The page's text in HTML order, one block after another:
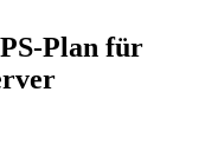
Plan für